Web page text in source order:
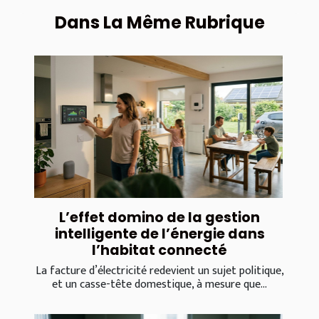
Dans La Même Rubrique
L’effet domino de la gestion
intelligente de l’énergie dans
l’habitat connecté
La facture d’électricité redevient un sujet politique,
et un casse-tête domestique, à mesure que...